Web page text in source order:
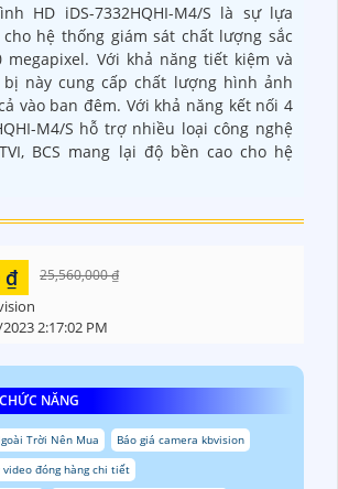
HD iDS-7332HQHI-M4/S là sự lựa
hệ thống giám sát chất lượng sắc
megapixel. Với khả năng tiết kiệm và
này cung cấp chất lượng hình ảnh
vào ban đêm. Với khả năng kết nối 4
M4/S hỗ trợ nhiều loại công nghệ
BCS mang lại độ bền cao cho hệ
₫ 25,560,000 ₫
2:17:02 PM
NĂNG
Trời Nên Mua
Báo giá camera kbvision
đóng hàng chi tiết